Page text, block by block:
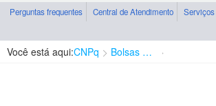
Perguntas frequentes Central de Atendimento Serviços
Você está aqui:CNPq Bolsas e Auxílios Vigentes